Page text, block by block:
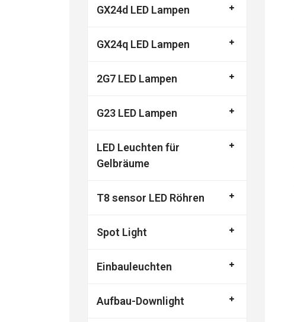
GX24d LED Lampen
GX24q LED Lampen
2G7 LED Lampen
G23 LED Lampen
LED Leuchten für
Gelbräume
T8 sensor LED Röhren
Spot Light
Einbauleuchten
Aufbau-Downlight